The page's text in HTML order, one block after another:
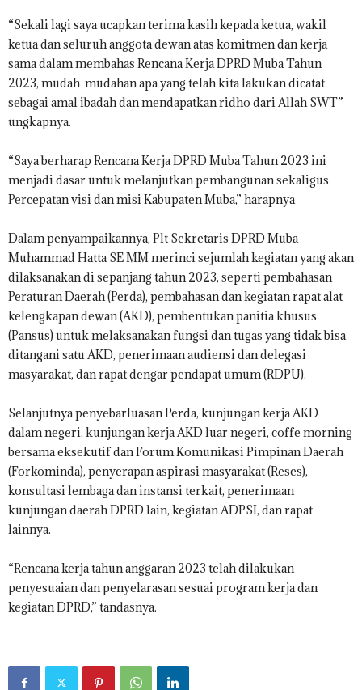
“Sekali lagi saya ucapkan terima kasih kepada ketua, wakil
ketua dan seluruh anggota dewan atas komitmen dan kerja
sama dalam membahas Rencana Kerja DPRD Muba Tahun
2023, mudah-mudahan apa yang telah kita lakukan dicatat
sebagai amal ibadah dan mendapatkan ridho dari Allah SWT”
ungkapnya.
“Saya berharap Rencana Kerja DPRD Muba Tahun 2023 ini
menjadi dasar untuk melanjutkan pembangunan sekaligus
Percepatan visi dan misi Kabupaten Muba,” harapnya
Dalam penyampaikannya, Plt Sekretaris DPRD Muba
Muhammad Hatta SE MM merinci sejumlah kegiatan yang akan
dilaksanakan di sepanjang tahun 2023, seperti pembahasan
Peraturan Daerah (Perda), pembahasan dan kegiatan rapat alat
kelengkapan dewan (AKD), pembentukan panitia khusus
(Pansus) untuk melaksanakan fungsi dan tugas yang tidak bisa
ditangani satu AKD, penerimaan audiensi dan delegasi
masyarakat, dan rapat dengar pendapat umum (RDPU).
Selanjutnya penyebarluasan Perda, kunjungan kerja AKD
dalam negeri, kunjungan kerja AKD luar negeri, coffe morning
bersama eksekutif dan Forum Komunikasi Pimpinan Daerah
(Forkominda), penyerapan aspirasi masyarakat (Reses),
konsultasi lembaga dan instansi terkait, penerimaan
kunjungan daerah DPRD lain, kegiatan ADPSI, dan rapat
lainnya.
“Rencana kerja tahun anggaran 2023 telah dilakukan
penyesuaian dan penyelarasan sesuai program kerja dan
kegiatan DPRD,” tandasnya.